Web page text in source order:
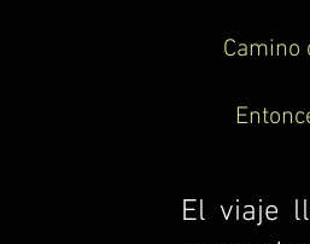
Camino
El viaje